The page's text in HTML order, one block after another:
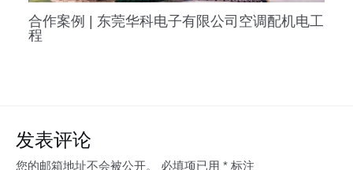
合作案例 | 东莞华科电子有限公司空调配机电工
程
发表评论
您的邮箱地址不会被公开。 必填项已用 * 标注